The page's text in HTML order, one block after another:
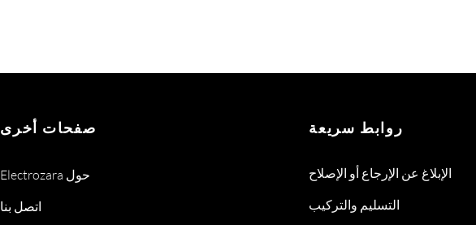
صفحات أخرى
Electrozara حول
اتصل بنا
روابط سريعة
الإبلاغ عن الإرجاع أو الإصلاح
التسليم والتركيب